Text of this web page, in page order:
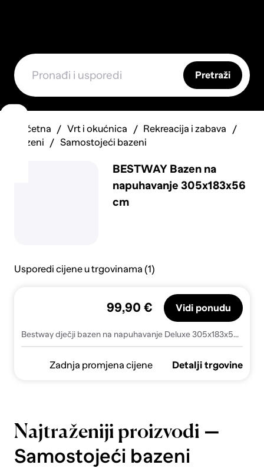
Pretraži
Početna Vrt i okućnica
Rekreacija i zabava
Bazeni
Samostojeći bazeni
BESTWAY Bazen na
napuhavanje 305x183x56
cm
Usporedi cijene u trgovinama (1)
Bestway dječji bazen na napuhavanje Deluxe 305x183x56cm
99,90 € Vidi ponudu
Zadnja promjena cijene Detalji trgovine
Najtraženiji proizvodi —
Samostojeći bazeni